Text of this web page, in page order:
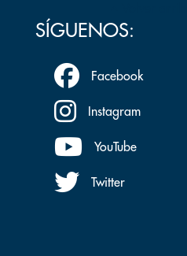
SÍGUENOS:
Facebook
Instagram
YouTube
Twitter